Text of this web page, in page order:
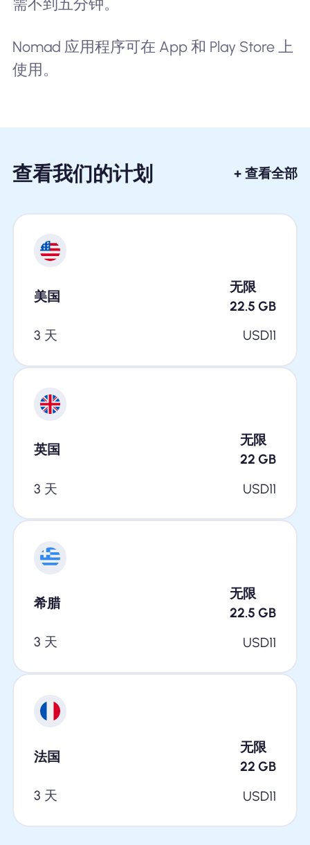
需不到五分钟。
Nomad 应用程序可在 App 和 Play Store 上
使用。
查看我们的计划 + 查看全部
美国
无限
22.5 GB
3 天
USD11
英国
无限
22 GB
3 天
USD11
希腊
无限
22.5 GB
3 天
USD11
法国
无限
22 GB
3 天
USD11